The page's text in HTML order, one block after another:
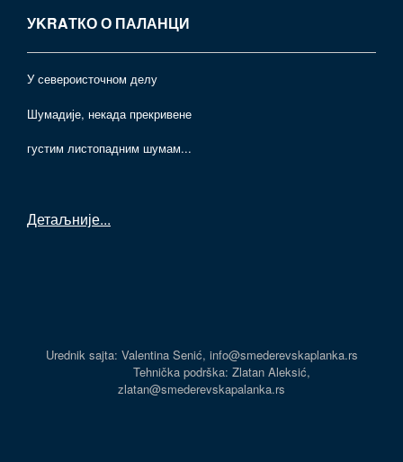
УKRAТКО О ПАЛАНЦИ
У североисточном делу
Шумадије, некада прекривене
густим листопадним шумам...
Детаљније...
Urednik sajta: Valentina Senić, info@smederevskaplanka.rs
Tehnička podrška: Zlatan Aleksić,
zlatan@smederevskapalanka.rs